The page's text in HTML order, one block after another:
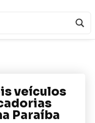
veículos
Paraíba